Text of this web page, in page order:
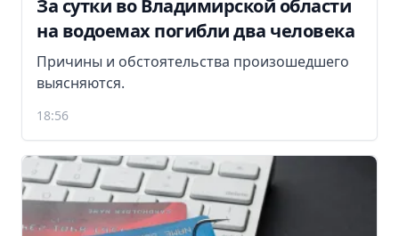
За сутки во Владимирской области
на водоемах погибли два человека
Причины и обстоятельства произошедшего
выясняются.
18:56